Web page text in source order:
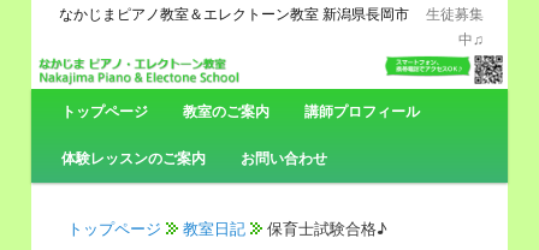
なかじまピアノ教室＆エレクトーン教室 新潟県長岡市
生徒募集
中♫
メ
イ
ン
サ
ブ
コ
トップページ 教室のご案内 講師プロフィール
体験レッスンのご案内 お問い合わせ
トップページ 教室日記 保育士試験合格♪